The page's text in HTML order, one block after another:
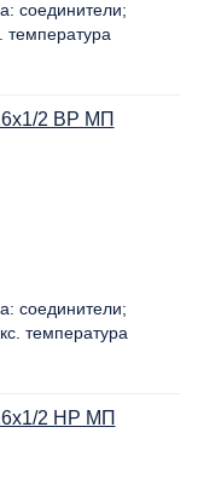
соединители
температура
2 ВР МП
соединители
температура
2 НР МП